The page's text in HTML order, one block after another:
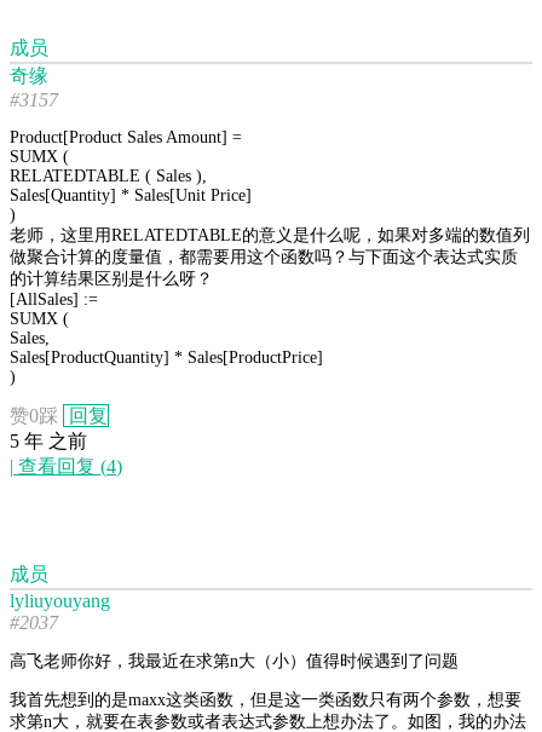
成员
奇缘
#3157
Product[Product Sales Amount] =
SUMX (
RELATEDTABLE ( Sales ),
Sales[Quantity] * Sales[Unit Price]
)
老师，这里用RELATEDTABLE的意义是什么呢，如果对多端的数值列
做聚合计算的度量值，都需要用这个函数吗？与下面这个表达式实质
的计算结果区别是什么呀？
[AllSales] :=
SUMX (
Sales,
Sales[ProductQuantity] * Sales[ProductPrice]
)
赞0踩
回复
5 年 之前
| 查看回复 (4)
成员
lyliuyouyang
#2037
高飞老师你好，我最近在求第n大（小）值得时候遇到了问题
我首先想到的是maxx这类函数，但是这一类函数只有两个参数，想要
求第n大，就要在表参数或者表达式参数上想办法了。如图，我的办法